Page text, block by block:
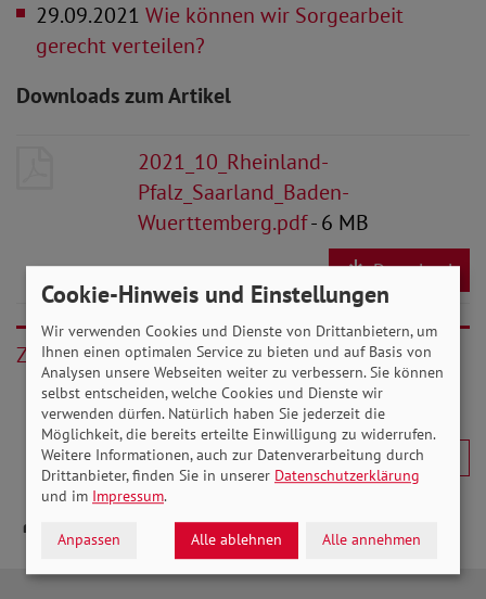
29.09.2021 Wie können wir Sorgearbeit
gerecht verteilen?
Downloads zum Artikel
2021_10_Rheinland-
Pfalz_Saarland_Baden-
Wuerttemberg.pdf- 6 MB
Download
Zurück
Cookie-Hinweis und Einstellungen
Wir verwenden Cookies und Dienste von Drittanbietern, um
Ihnen einen optimalen Service zu bieten und auf Basis von
Analysen unsere Webseiten weiter zu verbessern. Sie können
selbst entscheiden, welche Cookies und Dienste wir
verwenden dürfen. Natürlich haben Sie jederzeit die
Möglichkeit, die bereits erteilte Einwilligung zu widerrufen.
Weitere Informationen, auch zur Datenverarbeitung durch
Drittanbieter, finden Sie in unserer Datenschutzerklärung
und im Impressum.
Anpassen Alle ablehnen Alle annehmen